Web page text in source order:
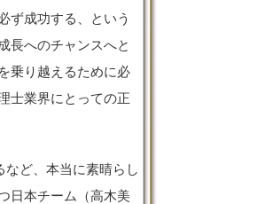
ず成功する、という
長へのチャンスへと
乗り越えるために必
士業界にとっての正
ど、本当に素晴らし
日本チーム（高木美